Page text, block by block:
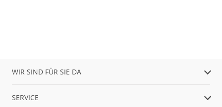
WIR SIND FÜR SIE DA
SERVICE